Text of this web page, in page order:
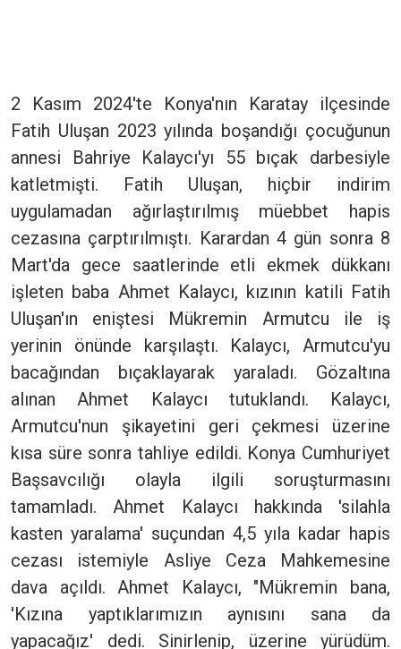
2 Kasım 2024'te Konya'nın Karatay ilçesinde
Fatih Uluşan 2023 yılında boşandığı çocuğunun
annesi Bahriye Kalaycı'yı 55 bıçak darbesiyle
katletmişti. Fatih Uluşan, hiçbir indirim
uygulamadan ağırlaştırılmış müebbet hapis
cezasına çarptırılmıştı. Karardan 4 gün sonra 8
Mart'da gece saatlerinde etli ekmek dükkanı
işleten baba Ahmet Kalaycı, kızının katili Fatih
Uluşan'ın eniştesi Mükremin Armutcu ile iş
yerinin önünde karşılaştı. Kalaycı, Armutcu'yu
bacağından bıçaklayarak yaraladı. Gözaltına
alınan Ahmet Kalaycı tutuklandı. Kalaycı,
Armutcu'nun şikayetini geri çekmesi üzerine
kısa süre sonra tahliye edildi. Konya Cumhuriyet
Başsavcılığı olayla ilgili soruşturmasını
tamamladı. Ahmet Kalaycı hakkında 'silahla
kasten yaralama' suçundan 4,5 yıla kadar hapis
cezası istemiyle Asliye Ceza Mahkemesine
dava açıldı. Ahmet Kalaycı, "Mükremin bana,
'Kızına yaptıklarımızın aynısını sana da
yapacağız' dedi. Sinirlenip, üzerine yürüdüm.